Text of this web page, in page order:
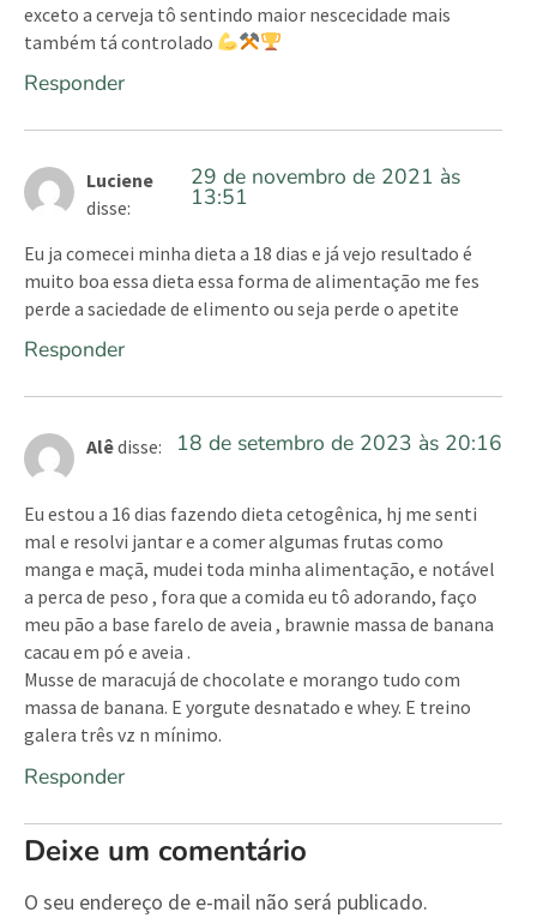
exceto a cerveja tô sentindo maior nescecidade mais
também tá controlado
Responder
Luciene
disse:
29 de novembro de 2021 às
13:51
Eu ja comecei minha dieta a 18 dias e já vejo resultado é
muito boa essa dieta essa forma de alimentação me fes
perde a saciedade de elimento ou seja perde o apetite
Responder
Alêdisse: 18 de setembro de 2023 às 20:16
Eu estou a 16 dias fazendo dieta cetogênica, hj me senti
mal e resolvi jantar e a comer algumas frutas como
manga e maçã, mudei toda minha alimentação, e notável
a perca de peso , fora que a comida eu tô adorando, faço
meu pão a base farelo de aveia , brawnie massa de banana
cacau em pó e aveia .
Musse de maracujá de chocolate e morango tudo com
massa de banana. E yorgute desnatado e whey. E treino
galera três vz n mínimo.
Responder
Deixe um comentário
O seu endereço de e-mail não será publicado.